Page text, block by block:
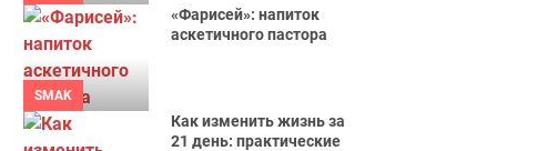
SMAK
«Фарисей»: напиток
аскетичного пастора
Как изменить жизнь за
21 день: практические